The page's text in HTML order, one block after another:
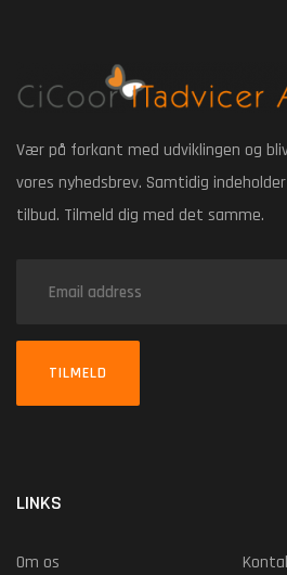
Vær på forkant med udviklingen og
vores nyhedsbrev. Samtidig
tilbud. Tilmeld dig med det samme.
TILMELD
LINKS
Om os